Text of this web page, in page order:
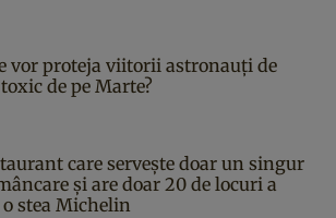
vor proteja viitorii astronauți de
de pe Marte?
care servește doar un singur
și are doar 20 de locuri a
stea Michelin